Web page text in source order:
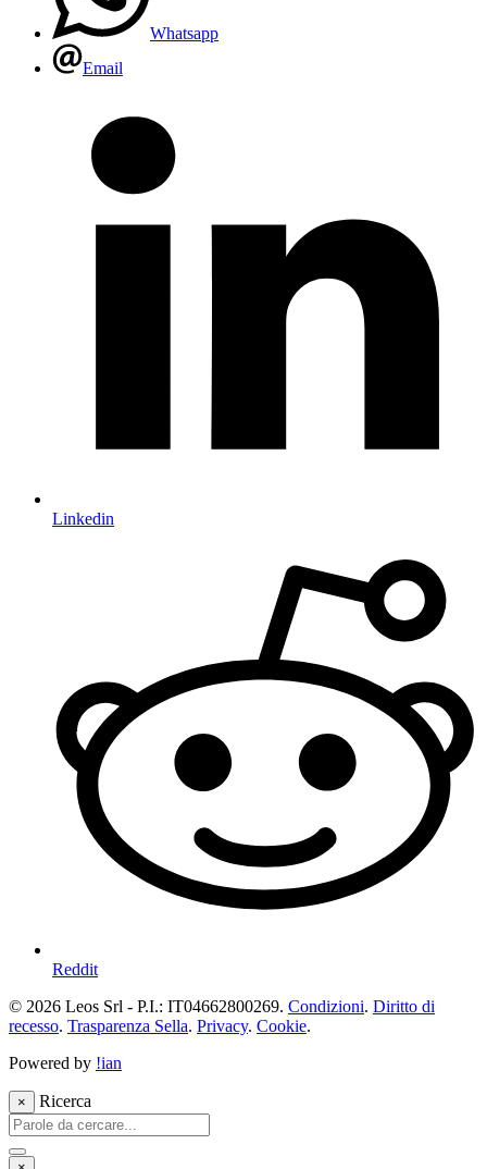
Whatsapp
Email
Linkedin
Reddit
© 2026 Leos Srl - P.I.: IT04662800269. Condizioni. Diritto di
recesso. Trasparenza Sella. Privacy. Cookie.
Powered by !ian
× Ricerca